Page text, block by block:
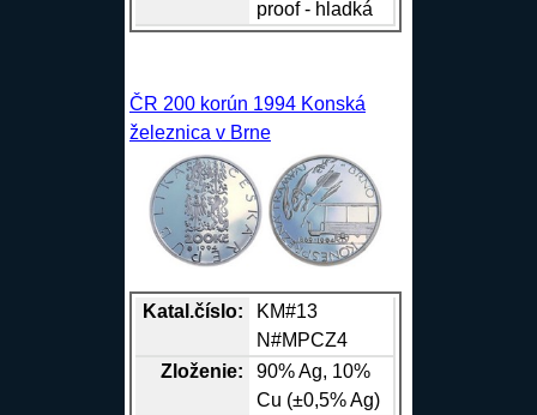
proof - hladká
ČR 200 korún 1994 Konská
železnica v Brne
Katal.číslo:
KM#13
N#MPCZ4
Zloženie:
90%Ag, 10%
Cu (±0,5%Ag)